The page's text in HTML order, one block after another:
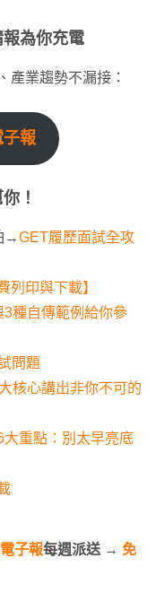
為你充電
產業趨勢不漏接：
子報
！
→GET履歷面試全攻
列印與下載】
種自傳範例給你參
問題
核心講出非你不可的
重點：別太早亮底
子報每週派送 → 免